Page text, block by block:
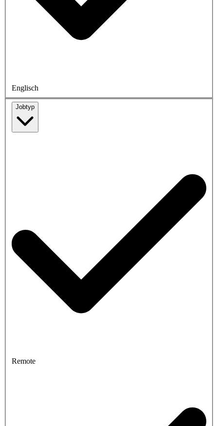
Englisch
Jobtyp
Remote